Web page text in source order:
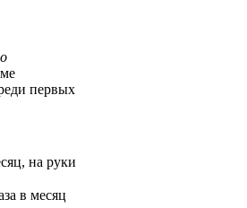
первых
на руки
в месяц